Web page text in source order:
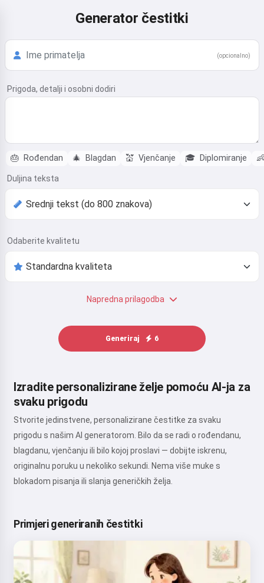
Generator čestitki
(opcionalno)
Prigoda, detalji i osobni dodiri
🎂 Rođendan 🎄 Blagdan 💒 Vjenčanje 🎓 Diplomiranje 👶
Duljina teksta
Odaberite kvalitetu
Napredna prilagodba
Generiraj 6
Izradite personalizirane želje pomoću AI-ja za
svaku prigodu
Stvorite jedinstvene, personalizirane čestitke za svaku
prigodu s našim AI generatorom. Bilo da se radi o rođendanu,
blagdanu, vjenčanju ili bilo kojoj proslavi — dobijte iskrenu,
originalnu poruku u nekoliko sekundi. Nema više muke s
blokadom pisanja ili slanja generičkih želja.
Primjeri generiranih čestitki